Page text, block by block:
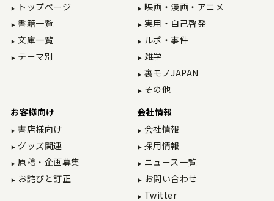
トップページ
書籍一覧
文庫一覧
テーマ別
映画・漫画・アニメ
実用・自己啓発
ルポ・事件
雑学
裏モノJAPAN
その他
お客様向け
書店様向け
グッズ関連
原稿・企画募集
お詫びと訂正
会社情報
会社情報
採用情報
ニュース一覧
お問い合わせ
Twitter